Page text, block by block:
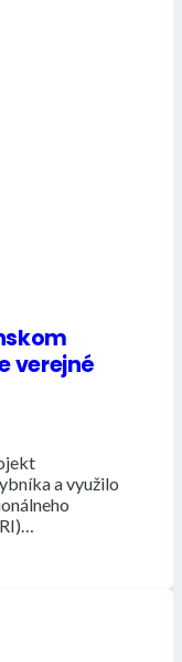
verejné
a využilo